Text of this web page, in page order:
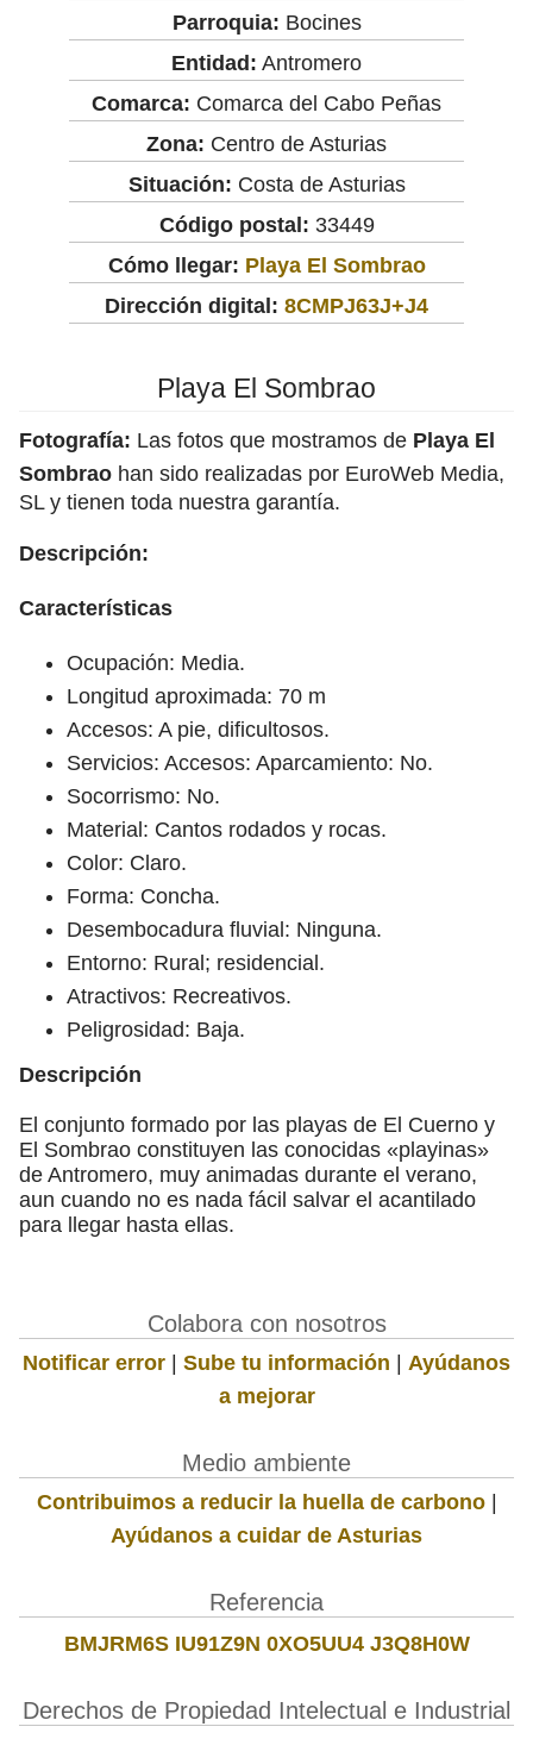
Parroquia: Bocines
Entidad: Antromero
Comarca: Comarca del Cabo Peñas
Zona: Centro de Asturias
Situación: Costa de Asturias
Código postal: 33449
Cómo llegar: Playa El Sombrao
Dirección digital: 8CMPJ63J+J4
Playa El Sombrao
Fotografía: Las fotos que mostramos de Playa El
Sombrao han sido realizadas por EuroWeb Media,
SL y tienen toda nuestra garantía.
Descripción:
Características
Ocupación: Media.
Longitud aproximada: 70 m
Accesos: A pie, dificultosos.
Servicios: Accesos: Aparcamiento: No.
Socorrismo: No.
Material: Cantos rodados y rocas.
Color: Claro.
Forma: Concha.
Desembocadura fluvial: Ninguna.
Entorno: Rural; residencial.
Atractivos: Recreativos.
Peligrosidad: Baja.
Descripción
El conjunto formado por las playas de El Cuerno y
El Sombrao constituyen las conocidas «playinas»
de Antromero, muy animadas durante el verano,
aun cuando no es nada fácil salvar el acantilado
para llegar hasta ellas.
Colabora con nosotros
Notificar error | Sube tu información | Ayúdanos
a mejorar
Medio ambiente
Contribuimos a reducir la huella de carbono|
Ayúdanos a cuidar de Asturias
Referencia
BMJRM6S IU91Z9N 0XO5UU4 J3Q8H0W
Derechos de Propiedad Intelectual e Industrial